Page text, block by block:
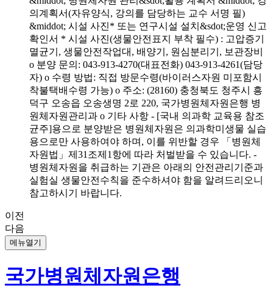
의계획서(자유양식, 강의를 담당하는 교수 서명 필)
&middot; 시설 사진* 또는 연구시설 설치&sdot;운영 신고
확인서 * 시설 사진(생물안전표지 부착 필수) : 고압증기
멸균기, 생물안전작업대, 배양기, 원심분리기, 보관장비
o 분양 문의: 043-913-4270(대표전화) 043-913-4261(담당
자) o 수령 방법: 직접 방문수령(바이러스자원 미포함시
착불택배수령 가능) o 주소: (28160) 충청북도 청주시 흥
덕구 오송읍 오송생명 2로 220, 국가병원체자원은행 병
원체자원관리과 o 기타 사항 - [국내 의과학 교육용 참조
균주]용으로 분양받은 병원체자원은 의과학미생물 실습
용으로만 사용하여야 하며, 이를 위반할 경우 「병원체
자원법」제31조제1항에 따라 처벌받을 수 있습니다. -
병원체자원을 취급하는 기관은 아래의 안전관리기준과
실험실 생물안전수칙을 준수하셔야 함을 알려드리오니
참고하시기 바랍니다.
이전
다음
메뉴열기
국가병원체자원은행